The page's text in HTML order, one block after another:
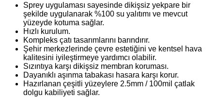
Sprey uygulaması sayesinde dikişsiz yekpare bir
şekilde uygulanarak %100 su yalıtımı ve mevcut
yüzeyde kotuma sağlar.
Hızlı kurulum.
Kompleks çatı tasarımlarını barındırır.
Şehir merkezlerinde çevre estetiğini ve kentsel hava
kalitesini iyileştirmeye yardımcı olabilir.
Sızıntıya karşı dikişsiz membran koruması.
Dayanıklı aşınma tabakası hasara karşı korur.
Hazırlanan çeşitli yüzeylere 2.5mm / 100mil çatlak
dolgu kabiliyeti sağlar.